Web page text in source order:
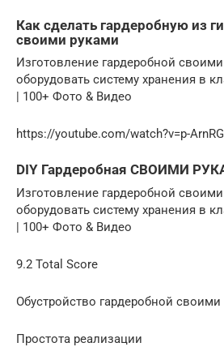
Как сделать гардеробную из
своими руками
Изготовление гардеробной
оборудовать систему хранения в
| 100+ Фото & Видео
https://youtube.com/watch?v=p-
DIY Гардеробная СВОИМИ
Изготовление гардеробной
оборудовать систему хранения в
| 100+ Фото & Видео
9.2 Total Score
Обустройство гардеробной своими
Простота реализации